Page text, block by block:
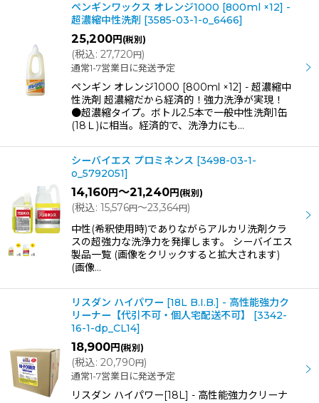
ペンギンワックス オレンジ1000 [800ml ×12] -
超濃縮中性洗剤
[3585-03-1-o_6466]
25,200円 (税別)
(税込: 27,720円)
通常1-7営業日に発送予定
ペンギン オレンジ1000 [800ml ×12] - 超濃縮中
性洗剤 超濃縮だから経済的！強力洗浄が実現！
●超濃縮タイプ。ボトル2.5本で一般中性洗剤1缶
(18Ｌ)に相当。経済的で、洗浄力にも…
シーバイエス プロミネンス [3498-03-1-
o_5792051]
14,160円～21,240円 (税別)
(税込: 15,576円～23,364円)
中性(希釈使用時)でありながらアルカリ洗剤クラ
スの超強力な洗浄力を発揮します。 シーバイエス
製品一覧 (画像をクリックすると拡大されます)
(画像…
リスダン ハイパワー [18L B.I.B.] - 高性能強力ク
リーナー【代引不可・個人宅配送不可】
[3342-
16-1-dp_CL14]
18,900円 (税別)
(税込: 20,790円)
通常1-7営業日に発送予定
リスダン ハイパワー[18L] - 高性能強力クリーナ